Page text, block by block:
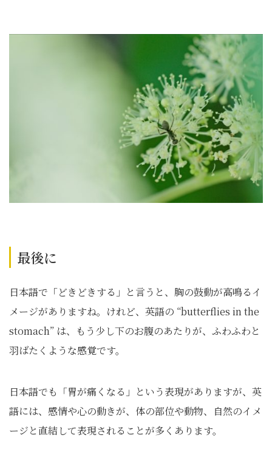
最後に
日本語で「どきどきする」と言うと、胸の鼓動が高鳴るイ
メージがありますね。けれど、英語の “butterflies in the
stomach” は、もう少し下のお腹のあたりが、ふわふわと
羽ばたくような感覚です。
日本語でも「胃が痛くなる」という表現がありますが、英
語には、感情や心の動きが、体の部位や動物、自然のイメ
ージと直結して表現されることが多くあります。